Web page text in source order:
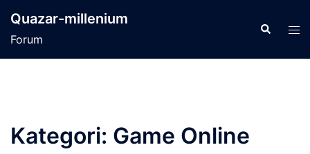
Quazar-millenium
Forum
Cari
Kategori: Game Online